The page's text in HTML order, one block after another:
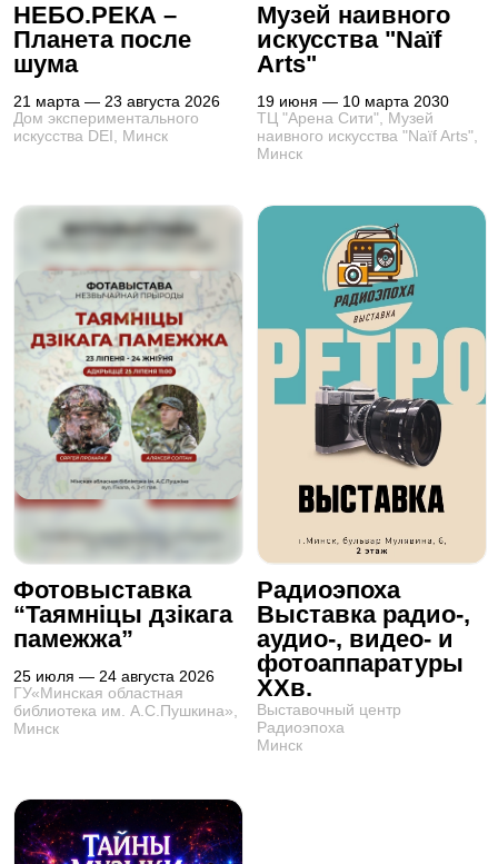
НЕБО.РЕКА –
Планета после
шума
21 марта — 23 августа 2026
Дом экспериментального
искусства DEI, Минск
Музей наивного
искусства "Naïf
Arts"
19 июня — 10 марта 2030
ТЦ "Арена Сити", Музей
наивного искусства "Naïf Arts",
Минск
Фотовыставка
“Таямніцы дзікага
памежжа”
25 июля — 24 августа 2026
ГУ«Минская областная
библиотека им. А.С.Пушкина»,
Минск
Радиоэпоха
Выставка радио-,
аудио-, видео- и
фотоаппаратуры
XXв.
Выставочный центр
Радиоэпоха
Минск